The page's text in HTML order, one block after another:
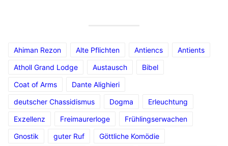
Ahiman Rezon Alte Pflichten Antiencs
Antients
Atholl Grand Lodge
Austausch
Bibel
Coat of Arms
Dante Alighieri
deutscher Chassidismus
Dogma
Erleuchtung
Exzellenz
Freimaurerloge
Frühlingserwachen
Gnostik
guter Ruf
Göttliche Komödie